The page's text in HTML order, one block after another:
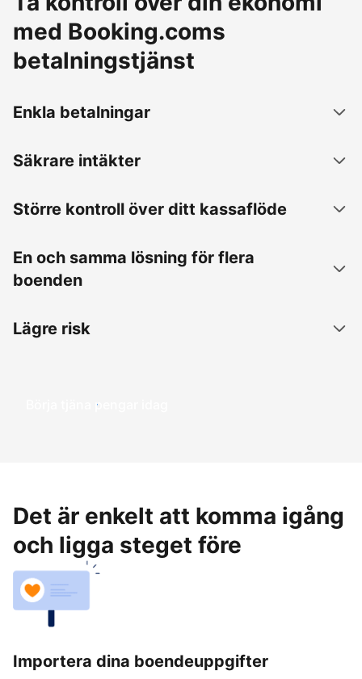
med Booking.coms
betalningstjänst
Enkla betalningar
Säkrare intäkter
Större kontroll över ditt kassaflöde
En och samma lösning för flera
boenden
Lägre risk
Börja tjäna pengar idag
Det är enkelt att komma igång
och ligga steget före
Importera dina boendeuppgifter